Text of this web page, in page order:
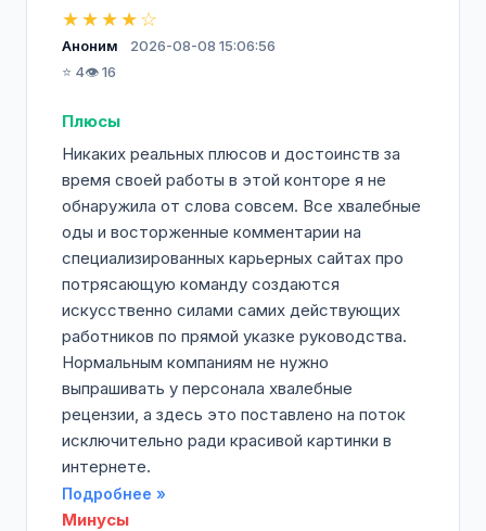
★★★★☆
Аноним
2026-08-08 15:06:56
⭐ 4👁️ 16
Плюсы
Никаких реальных плюсов и достоинств за
время своей работы в этой конторе я не
обнаружила от слова совсем. Все хвалебные
оды и восторженные комментарии на
специализированных карьерных сайтах про
потрясающую команду создаются
искусственно силами самих действующих
работников по прямой указке руководства.
Нормальным компаниям не нужно
выпрашивать у персонала хвалебные
рецензии, а здесь это поставлено на поток
исключительно ради красивой картинки в
интернете.
Подробнее »
Минусы